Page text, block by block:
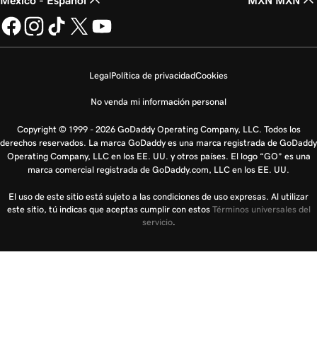
LegalPolítica de privacidadCookies
No venda mi información personal
Copyright © 1999 - 2026 GoDaddy Operating Company, LLC. Todos los
derechos reservados. La marca GoDaddy es una marca registrada de GoDaddy
Operating Company, LLC en los EE. UU. y otros países. El logo “GO” es una
marca comercial registrada de GoDaddy.com, LLC en los EE. UU.
El uso de este sitio está sujeto a las condiciones de uso expresas. Al utilizar
este sitio, tú indicas que aceptas cumplir con estos Términos universales del
servicio.